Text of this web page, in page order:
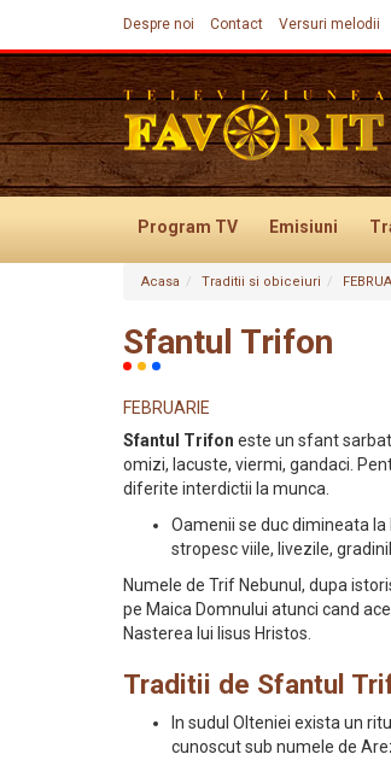
Despre noi Contact Versuri melodii
Program TV Emisiuni
Evenimente
Acasa Traditii si obiceiuri
Sfantul Trifon
FEBRUARIE
Sfantul Trifon este un sfant
omizi, lacuste, viermi, gandaci.
diferite interdictii la munca.
Oamenii se duc dimineata
stropesc viile, livezile,
Numele de Trif Nebunul, dupa
pe Maica Domnului atunci cand
Nasterea lui Iisus Hristos.
Traditii de Sfantul
In sudul Olteniei exista un
cunoscut sub numele de